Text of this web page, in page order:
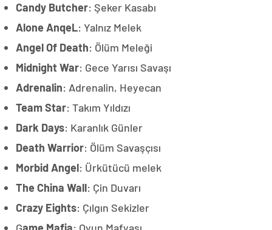
Candy Butcher: Şeker Kasabı
Alone AnqeL: Yalnız Melek
Angel Of Death: Ölüm Meleği
Midnight War: Gece Yarısı Savaşı
Adrenalin: Adrenalin, Heyecan
Team Star: Takım Yıldızı
Dark Days: Karanlık Günler
Death Warrior: Ölüm Savaşçısı
Morbid Angel: Ürkütücü melek
The China Wall: Çin Duvarı
Crazy Eights: Çılgın Sekizler